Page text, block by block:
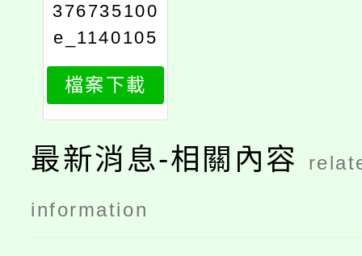
376735100
e_1140105
197_attach
1
檔案下載
最新消息-相關內容
information